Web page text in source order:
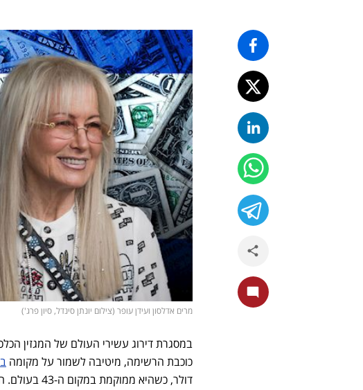
מרים אדלסון ועידן עופר (צילום יונתן סינדל, סיון פרג')
במסגרת דירוג עשירי העולם של המגזין
כוכבת הרשימה, מיטיבה לשמור על מקומה
דולר, כשהיא ממוקמת במקום ה-43 בעולם. הונה מעורך כעת ב-32.9 מיליארד דולר.